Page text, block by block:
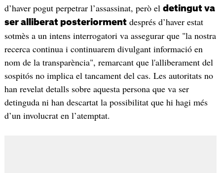
d’haver pogut perpetrar l’assassinat, però el detingut va
ser alliberat posteriormentdesprés d’haver estat
sotmès a un intens interrogatori va assegurar que "la nostra
recerca continua i continuarem divulgant informació en
nom de la transparència", remarcant que l'alliberament del
sospitós no implica el tancament del cas. Les autoritats no
han revelat detalls sobre aquesta persona que va ser
detinguda ni han descartat la possibilitat que hi hagi més
d’un involucrat en l’atemptat.